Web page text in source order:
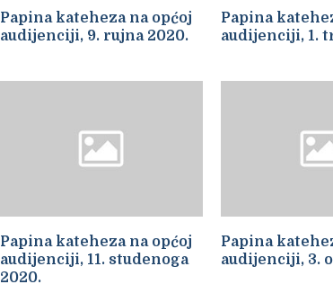
Papina kateheza na općoj
audijenciji, 9. rujna 2020.
Papina
audijenciji, 1.
Papina kateheza na općoj
audijenciji, 11. studenoga
2020.
Papina
audijenciji, 3.